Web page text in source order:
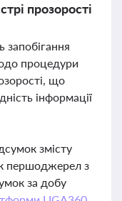
прозорості
запобігання
процедури
що
інформації
змісту
першоджерел з
за добу